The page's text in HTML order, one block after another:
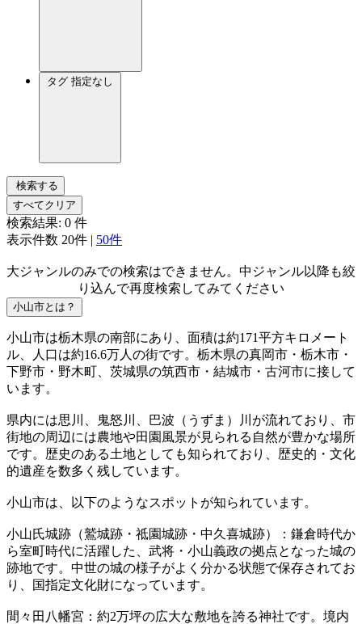
タグ 指定なし
検索する
すべてクリア
検索結果: 0 件
表示件数 20件 | 50件
大ジャンルのみでの検索はできません。中ジャンル以降も絞
り込んで再度検索してみてください
小山市とは？
小山市は栃木県の南部にあり、面積は約171平方キロメート
ル、人口は約16.6万人の街です。栃木県の真岡市・栃木市・
下野市・野木町、茨城県の筑西市・結城市・古河市に接して
います。
県内には思川、鬼怒川、巴波（うずま）川が流れており、市
街地の周辺には農地や田園風景が見られる自然が豊かな場所
です。歴史のある土地としても知られており、歴史的・文化
的遺産を数多く残しています。
小山市は、以下のようなスポットが知られています。
小山氏城跡（鷲城跡・祗園城跡・中久喜城跡）：鎌倉時代か
ら室町時代に活躍した、武将・小山義政の拠点となった城の
跡地です。中世の城の様子がよく分かる状態で保存されてお
り、国指定文化財になっています。
間々田八幡宮：約2万坪の広大な敷地を誇る神社です。境内